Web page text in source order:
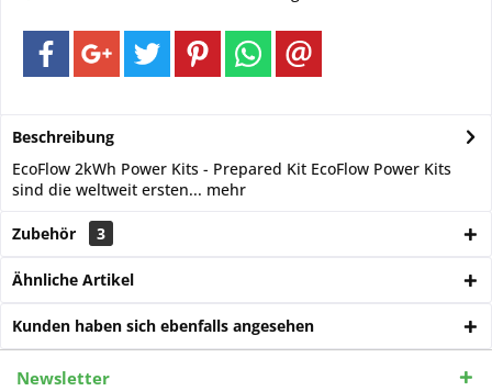
Beschreibung
EcoFlow 2kWh Power Kits - Prepared Kit EcoFlow Power Kits
sind die weltweit ersten... mehr
Zubehör 3
Ähnliche Artikel
Kunden haben sich ebenfalls angesehen
Newsletter